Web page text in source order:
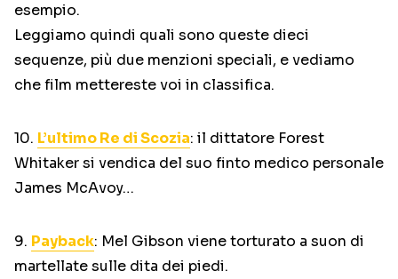
esempio.
Leggiamo quindi quali sono queste dieci
sequenze, più due menzioni speciali, e vediamo
che film mettereste voi in classifica.
10. L’ultimo Re di Scozia: il dittatore Forest
Whitaker si vendica del suo finto medico personale
James McAvoy…
9. Payback: Mel Gibson viene torturato a suon di
martellate sulle dita dei piedi.